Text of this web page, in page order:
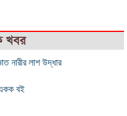
খবর
নারীর লাশ উদ্ধার
একক বই